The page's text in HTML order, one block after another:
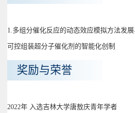
1.多组分催化反应的动态效应模拟方法发
可控组装超分子催化剂的智能化创制
奖励与荣誉
2022年 入选吉林大学唐敖庆青年学者